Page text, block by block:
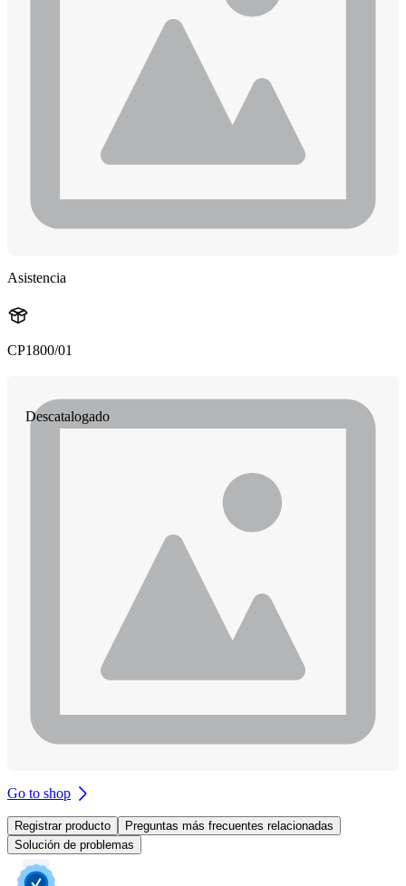
Asistencia
CP1800/01
Descatalogado
Go to shop
Registrar producto
Preguntas más frecuentes relacionadas
Solución de problemas